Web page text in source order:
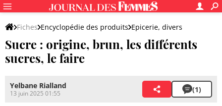
Fiches Encyclopédie des produits Epicerie, divers
Sucres et produits sucrants
Sucre : origine, brun, les différents
sucres, le faire
Yelbane Rialland
13 juin 2025 01:55 (1)